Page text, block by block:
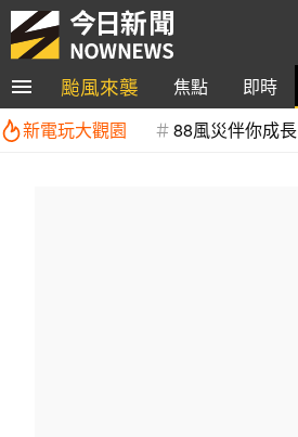
颱風來襲 焦點 即時
新電玩大觀園
88風災伴你成長